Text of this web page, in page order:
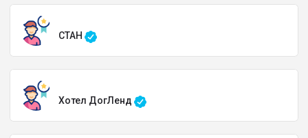
СТАН
Хотел ДогЛенд